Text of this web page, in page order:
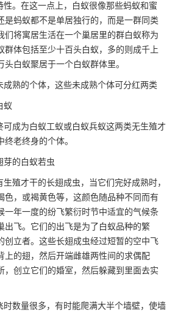
。在这一点上，白蚁很像那些蚂蚁和蜜
是蚂蚁都不是单居独行的，而是一群同类
们将寓居生活在一个巢居里的群白蚁称为
群体包括至少十百头白蚁，多的则成千上
白蚁聚居于一个白蚁群体里。
熟的个体，这些未成熟个体可分红两类
蚁
成为白蚁工蚁或白蚁兵蚁这两类无生殖才
老终身的个体。
的白蚁若虫
生殖才干的长翅成虫 ，当它们完好成熟时，
色，或褐黄色等，这颜色随品种不同而有
一年一度的纷飞繁衍时节中适宜的气候条
出飞。它们的出飞是为了白蚁品种的繁
创立者。这些长翅成虫经过短暂的空中飞
上的翅，然后开端雌雄两性间的求偶配
，创立它们的婚室，然后躲藏到里面去实
数量很多，有时能爬满大半个墙壁，使墙